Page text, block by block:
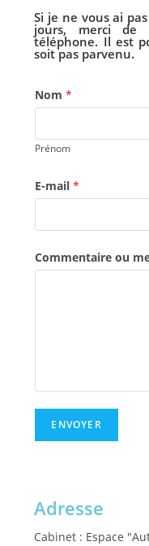
Si je ne vous ai
jours, merci de
téléphone. Il est
soit pas parvenu.
Nom*
Prénom
E-mail*
Commentaire ou
ENVOYER
Adresse
Cabinet : Espace